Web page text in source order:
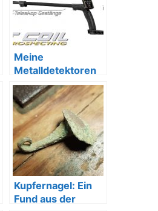
Meine
Metalldetektoren
XP – Nokta –
Garrett
Kupfernagel: Ein
Fund aus der